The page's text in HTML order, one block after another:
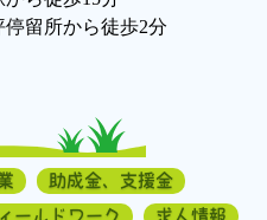
留所から徒歩2分
助成金、支援金
ールドワーク
求人情報